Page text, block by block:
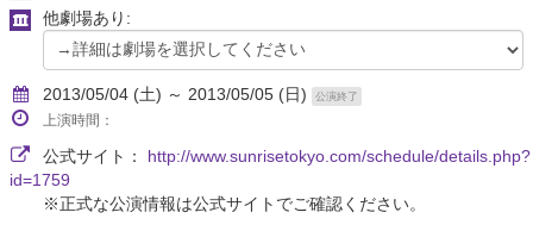
他劇場あり:
2013/05/04 (土) ～ 2013/05/05 (日) 公演終了
上演時間：
公式サイト： http://www.sunrisetokyo.com/schedule/details.php?
id=1759
※正式な公演情報は公式サイトでご確認ください。